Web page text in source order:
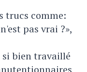
trucs comme:
pas vrai ?»,
si bien travaillé